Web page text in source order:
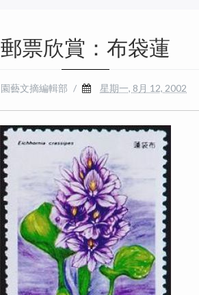
郵票欣賞：布袋蓮
園藝文摘編輯部 / 星期一, 8月 12, 2002